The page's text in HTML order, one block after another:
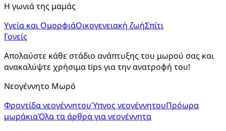
Η γωνιά της μαμάς
Υγεία και ΟμορφιάΟικογενειακή ζωήΣπίτι
Γονείς
Απολαύστε κάθε στάδιο ανάπτυξης του μωρού σας και
ανακαλύψτε χρήσιμα tips για την ανατροφή του!
Νεογέννητο Μωρό
Φροντίδα νεογέννητουΎπνος νεογέννητουΠρόωρα
μωράκιαΌλα τα άρθρα για νεογέννητα